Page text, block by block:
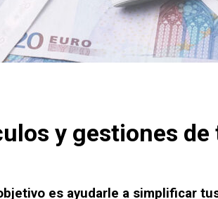
y gestiones
es ayudarle a simplificar